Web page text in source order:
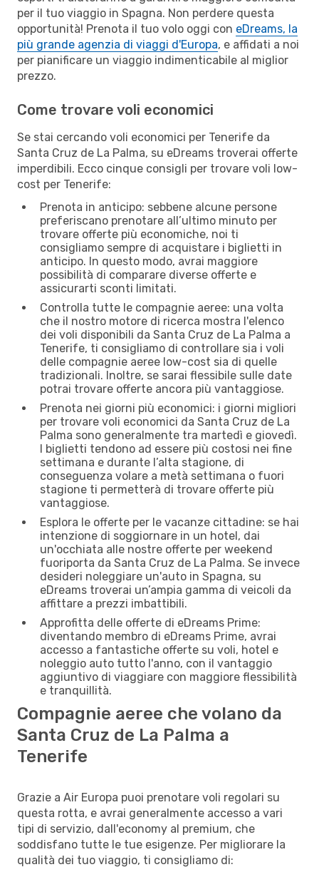
per il tuo viaggio in Spagna. Non perdere questa
opportunità! Prenota il tuo volo oggi con eDreams, la
più grande agenzia di viaggi d'Europa, e affidati a noi
per pianificare un viaggio indimenticabile al miglior
prezzo.
Come trovare voli economici
Se stai cercando voli economici per Tenerife da
Santa Cruz de La Palma, su eDreams troverai offerte
imperdibili. Ecco cinque consigli per trovare voli low-
cost per Tenerife:
Prenota in anticipo: sebbene alcune persone
preferiscano prenotare all’ultimo minuto per
trovare offerte più economiche, noi ti
consigliamo sempre di acquistare i biglietti in
anticipo. In questo modo, avrai maggiore
possibilità di comparare diverse offerte e
assicurarti sconti limitati.
Controlla tutte le compagnie aeree: una volta
che il nostro motore di ricerca mostra l'elenco
dei voli disponibili da Santa Cruz de La Palma a
Tenerife, ti consigliamo di controllare sia i voli
delle compagnie aeree low-cost sia di quelle
tradizionali. Inoltre, se sarai flessibile sulle date
potrai trovare offerte ancora più vantaggiose.
Prenota nei giorni più economici: i giorni migliori
per trovare voli economici da Santa Cruz de La
Palma sono generalmente tra martedì e giovedì.
I biglietti tendono ad essere più costosi nei fine
settimana e durante l’alta stagione, di
conseguenza volare a metà settimana o fuori
stagione ti permetterà di trovare offerte più
vantaggiose.
Esplora le offerte per le vacanze cittadine: se hai
intenzione di soggiornare in un hotel, dai
un'occhiata alle nostre offerte per weekend
fuoriporta da Santa Cruz de La Palma. Se invece
desideri noleggiare un'auto in Spagna, su
eDreams troverai un’ampia gamma di veicoli da
affittare a prezzi imbattibili.
Approfitta delle offerte di eDreams Prime:
diventando membro di eDreams Prime, avrai
accesso a fantastiche offerte su voli, hotel e
noleggio auto tutto l'anno, con il vantaggio
aggiuntivo di viaggiare con maggiore flessibilità
e tranquillità.
Compagnie aeree che volano da
Santa Cruz de La Palma a
Tenerife
Grazie a Air Europa puoi prenotare voli regolari su
questa rotta, e avrai generalmente accesso a vari
tipi di servizio, dall'economy al premium, che
soddisfano tutte le tue esigenze. Per migliorare la
qualità dei tuo viaggio, ti consigliamo di: